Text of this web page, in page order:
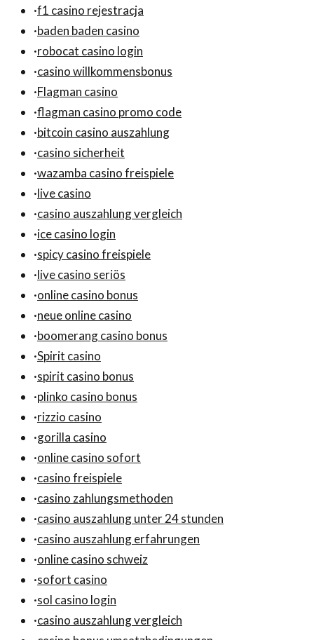
·f1 casino rejestracja
·baden baden casino
·robocat casino login
·casino willkommensbonus
·Flagman casino
·flagman casino promo code
·bitcoin casino auszahlung
·casino sicherheit
·wazamba casino freispiele
·live casino
·casino auszahlung vergleich
·ice casino login
·spicy casino freispiele
·live casino seriös
·online casino bonus
·neue online casino
·boomerang casino bonus
·Spirit casino
·spirit casino bonus
·plinko casino bonus
·rizzio casino
·gorilla casino
·online casino sofort
·casino freispiele
·casino zahlungsmethoden
·casino auszahlung unter 24 stunden
·casino auszahlung erfahrungen
·online casino schweiz
·sofort casino
·sol casino login
·casino auszahlung vergleich